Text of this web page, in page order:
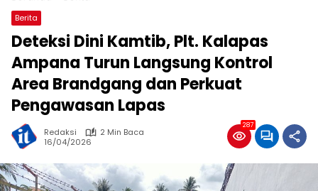
Berita
Deteksi Dini Kamtib, Plt. Kalapas
Ampana Turun Langsung Kontrol
Area Brandgang dan Perkuat
Pengawasan Lapas
Redaksi
2 Min Baca
16/04/2026
287